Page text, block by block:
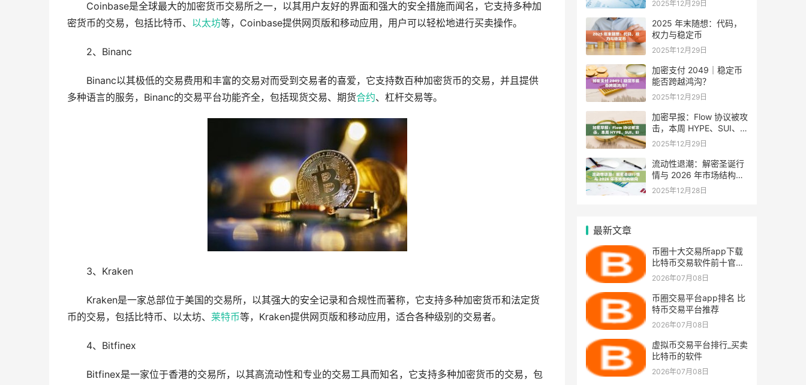
Coinbase是全球最大的加密货币交易所之一，以其用户友好的界面和强大的安全措施而闻名，它支持多种加
密货币的交易，包括比特币、 以太坊等，Coinbase提供网页版和移动应用，用户可以轻松地进行买卖操作。
2、Binanc
Binanc以其极低的交易费用和丰富的交易对而受到交易者的喜爱，它支持数百种加密货币的交易，并且提供
多种语言的服务，Binanc的交易平台功能齐全，包括现货交易、期货合约、杠杆交易等。
3、Kraken
Kraken是一家总部位于美国的交易所，以其强大的安全记录和合规性而著称，它支持多种加密货币和法定货
币的交易，包括比特币、以太坊、 莱特币等，Kraken提供网页版和移动应用，适合各种级别的交易者。
4、Bitfinex
Bitfinex是一家位于香港的交易所，以其高流动性和专业的交易工具而知名，它支持多种加密货币的交易，包
2025年12月29日
2025 年末随想：代码，
权力与稳定币
2025年12月29日
加密支付 2049｜稳定币
能否跨越鸿沟？
2025年12月29日
加密早报：Flow 协议被攻
击，本周 HYPE、SUI、
EIGEN 等代币将迎来大额
2025年12月29日
流动性退潮：解密圣诞行
情与 2026 年市场结构转
向
2025年12月28日
最新文章
币圈十大交易所app下载
比特币交易软件前十官网
下载
2026年07月08日
币圈交易平台app排名 比
特币交易平台推荐
2026年07月08日
虚拟币交易平台排行_买卖
比特币的软件
2026年07月08日